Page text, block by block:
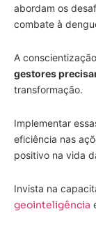
abordam os
combate à
A
gestores
transformação.
Implementar
eficiência nas
positivo na vida
Invista na
geointeligência